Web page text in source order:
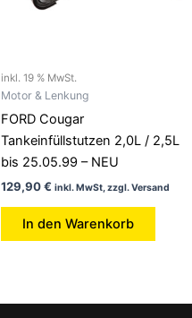
inkl. 19 % MwSt.
Motor & Lenkung
FORD Cougar
Tankeinfüllstutzen 2,0L / 2,5L
bis 25.05.99 – NEU
129,90€ inkl. MwSt, zzgl. Versand
In den Warenkorb